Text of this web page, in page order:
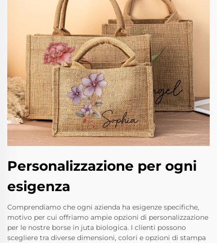
Personalizzazione per ogni
esigenza
Comprendiamo che ogni azienda ha esigenze specifiche,
motivo per cui offriamo ampie opzioni di personalizzazione
per le nostre borse in juta biologica. I clienti possono
scegliere tra diverse dimensioni, colori e opzioni di stampa